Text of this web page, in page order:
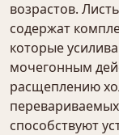
возрастов.
содержат
которые
мочегонным
расщеплению
способствуют